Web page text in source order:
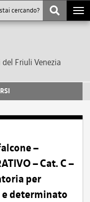
Friuli Venezia
–
– Cat. C –
per
determinato